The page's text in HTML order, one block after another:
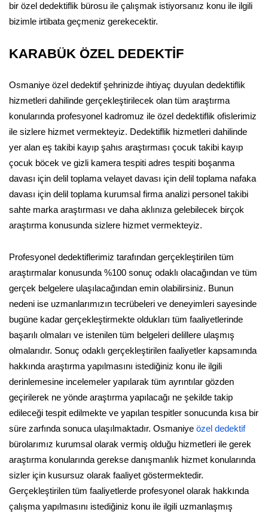
bir özel dedektiflik bürosu ile çalışmak istiyorsanız konu ile ilgili
bizimle irtibata geçmeniz gerekecektir.
KARABÜK ÖZEL DEDEKTİF
Osmaniye özel dedektif şehrinizde ihtiyaç duyulan dedektiflik
hizmetleri dahilinde gerçekleştirilecek olan tüm araştırma
konularında profesyonel kadromuz ile özel dedektiflik ofislerimiz
ile sizlere hizmet vermekteyiz. Dedektiflik hizmetleri dahilinde
yer alan eş takibi kayıp şahıs araştırması çocuk takibi kayıp
çocuk böcek ve gizli kamera tespiti adres tespiti boşanma
davası için delil toplama velayet davası için delil toplama nafaka
davası için delil toplama kurumsal firma analizi personel takibi
sahte marka araştırması ve daha aklınıza gelebilecek birçok
araştırma konusunda sizlere hizmet vermekteyiz.
Profesyonel dedektiflerimiz tarafından gerçekleştirilen tüm
araştırmalar konusunda %100 sonuç odaklı olacağından ve tüm
gerçek belgelere ulaşılacağından emin olabilirsiniz. Bunun
nedeni ise uzmanlarımızın tecrübeleri ve deneyimleri sayesinde
bugüne kadar gerçekleştirmekte oldukları tüm faaliyetlerinde
başarılı olmaları ve istenilen tüm belgeleri delillere ulaşmış
olmalarıdır. Sonuç odaklı gerçekleştirilen faaliyetler kapsamında
hakkında araştırma yapılmasını istediğiniz konu ile ilgili
derinlemesine incelemeler yapılarak tüm ayrıntılar gözden
geçirilerek ne yönde araştırma yapılacağı ne şekilde takip
edileceği tespit edilmekte ve yapılan tespitler sonucunda kısa bir
süre zarfında sonuca ulaşılmaktadır. Osmaniye özel dedektif
bürolarımız kurumsal olarak vermiş olduğu hizmetleri ile gerek
araştırma konularında gerekse danışmanlık hizmet konularında
sizler için kusursuz olarak faaliyet göstermektedir.
Gerçekleştirilen tüm faaliyetlerde profesyonel olarak hakkında
çalışma yapılmasını istediğiniz konu ile ilgili uzmanlaşmış